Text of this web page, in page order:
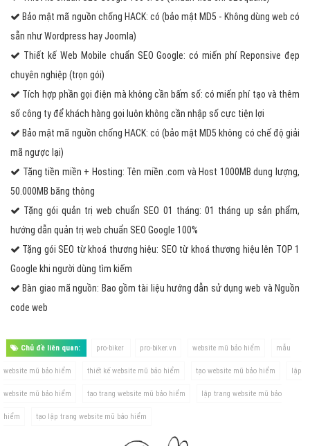
Bảo mật mã nguồn chống HACK: có (bảo mật MD5 - Không dùng web có
sẵn như Wordpress hay Joomla)
Thiết kế Web Mobile chuẩn SEO Google: có miến phí Reponsive đẹp
chuyên nghiệp (trọn gói)
Tích hợp phần gọi điện mà không cần bấm số: có miến phí tạo và thêm
số công ty để khách hàng gọi luôn không cần nhập số cực tiện lợi
Bảo mật mã nguồn chống HACK: có (bảo mật MD5 không có chế độ giải
mã ngược lại)
Tặng tiền miền + Hosting: Tên miền .com và Host 1000MB dung lượng,
50.000MB băng thông
Tặng gói quản trị web chuẩn SEO 01 tháng: 01 tháng up sản phẩm,
hướng dẫn quản trị web chuẩn SEO Google 100%
Tặng gói SEO từ khoá thương hiệu: SEO từ khoá thương hiệu lên TOP 1
Google khi người dùng tìm kiếm
Bàn giao mã nguồn: Bao gồm tài liệu hướng dẫn sử dụng web và Nguồn
code web
Chủ đề liên quan: pro-biker pro-biker.vn website mũ bảo hiểm mẫu
website mũ bảo hiểm thiết kế website mũ bảo hiểm tạo website mũ bảo hiểm lập
website mũ bảo hiểm tạo trang website mũ bảo hiểm lập trang website mũ bảo
hiểm tạo lập trang website mũ bảo hiểm